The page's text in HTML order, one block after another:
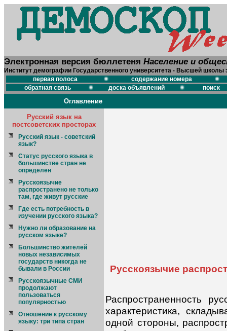
Электронная версия бюллетеня Население и
Институт демографии Государственного университета - Высшей школы
первая полоса
содержание номера
обратная связь
доска объявлений поиск
Оглавление
Русский язык на
постсоветских просторах
Русский язык - советский
язык?
Статус русского языка в
большинстве стран не
определен
Русскоязычие
распространено не только
там, где живут русские
Где есть потребность в
изучении русского языка?
Нужно ли образование на
русском языке?
Большинство жителей
новых независимых
государств никогда не
бывали в России
Русскоязычные СМИ
продолжают
пользоваться
популярностью
Отношение к русскому
языку: три типа стран
Русскоязычие
Распространенность
характеристика,
одной стороны,